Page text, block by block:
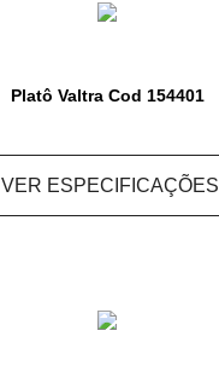
Platô Valtra Cod 154401
VER ESPECIFICAÇÕES